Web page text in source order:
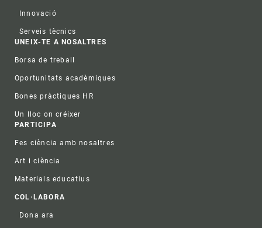
Innovació
Serveis tècnics
UNEIX-TE A NOSALTRES
Borsa de treball
Oportunitats acadèmiques
Bones pràctiques HR
Un lloc on créixer
PARTICIPA
Fes ciència amb nosaltres
Art i ciència
Materials educatius
COL·LABORA
Dona ara